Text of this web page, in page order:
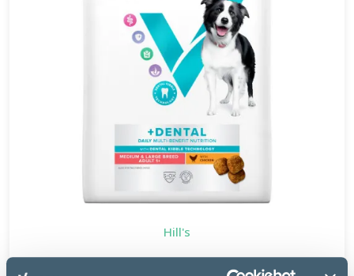
Hill's
CHIEN MULTI-BENEFIT + DENTAL ADULT MEDIUM &